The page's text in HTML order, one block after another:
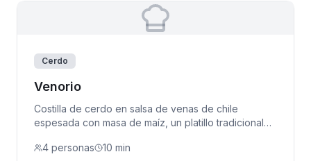
Cerdo
Venorio
Costilla de cerdo en salsa de venas de chile
espesada con masa de maíz, un platillo tradicional
4 personas
10 min